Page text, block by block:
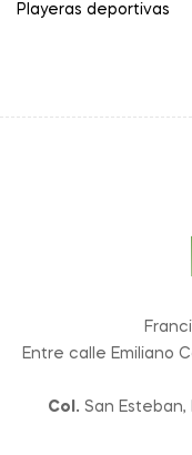
Playeras deportivas
Entre calle Emiliano
Col. San Esteban,